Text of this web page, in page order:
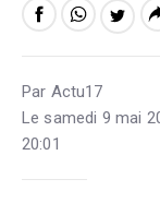
Par Actu17
Le samedi 9 mai
20:01